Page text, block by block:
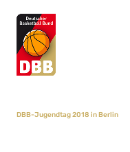
DBB-Jugendtag 2018 in Berlin